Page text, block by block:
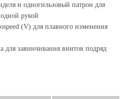
и одногильзовый патрон для
рукой
(V) для плавного изменения
для завинчивания винтов подряд